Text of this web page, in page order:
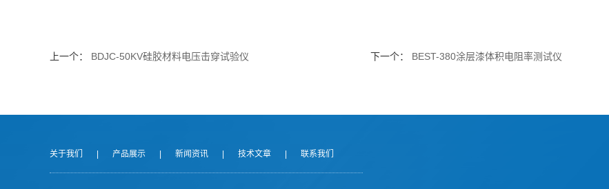
上一个： BDJC-50KV硅胶材料电压击穿试验仪 下一个： BEST-380涂层漆体积电阻率测试仪
关于我们 产品展示 新闻资讯 技术文章 联系我们